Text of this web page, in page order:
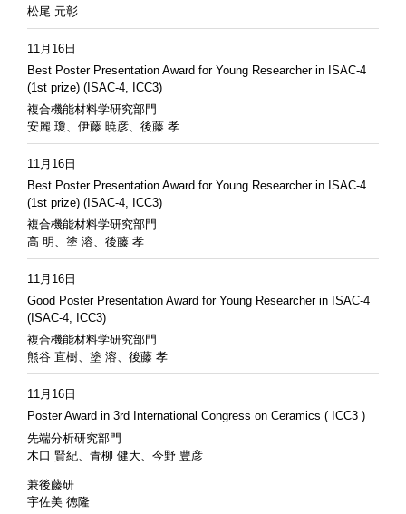
松尾 元彰
11月16日
Best Poster Presentation Award for Young Researcher in ISAC-4
(1st prize) (ISAC-4, ICC3)
複合機能材料学研究部門
安麗 瓊、伊藤 暁彦、後藤 孝
11月16日
Best Poster Presentation Award for Young Researcher in ISAC-4
(1st prize) (ISAC-4, ICC3)
複合機能材料学研究部門
高 明、塗 溶、後藤 孝
11月16日
Good Poster Presentation Award for Young Researcher in ISAC-4
(ISAC-4, ICC3)
複合機能材料学研究部門
熊谷 直樹、塗 溶、後藤 孝
11月16日
Poster Award in 3rd International Congress on Ceramics ( ICC3 )
先端分析研究部門
木口 賢紀、青柳 健大、今野 豊彦
兼後藤研
宇佐美 徳隆